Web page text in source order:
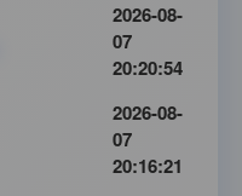
2026-08-
07
20:20:54
2026-08-
07
20:16:21